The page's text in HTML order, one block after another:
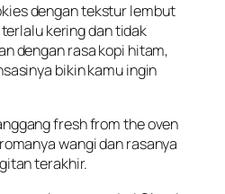
denganteksturlembut
terlalukeringdantidak
denganrasa kopi hitam,
bikinkamuingin
fresh from the oven
wangidanrasanya
terakhir.